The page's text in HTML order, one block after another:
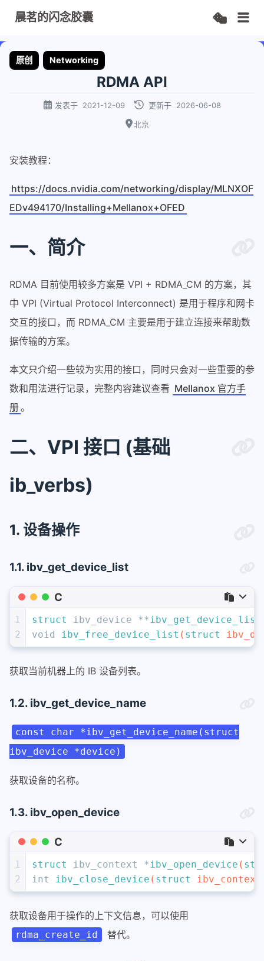
晨茗的闪念胶囊
原创 Networking
RDMA API
发表于 2021-12-09 更新于 2026-06-08
北京
安装教程：
https://docs.nvidia.com/networking/display/MLNXOF
EDv494170/Installing+Mellanox+OFED
一、简介
RDMA 目前使用较多方案是 VPI + RDMA_CM 的方案，其
中 VPI (Virtual Protocol Interconnect) 是用于程序和网卡
交互的接口，而 RDMA_CM 主要是用于建立连接来帮助数
据传输的方案。
本文只介绍一些较为实用的接口，同时只会对一些重要的参
数和用法进行记录，完整内容建议查看 Mellanox 官方手
册。
二、VPI 接口 (基础
ib_verbs)
1. 设备操作
1.1. ibv_get_device_list
C
1
2
struct ibv_device ** ibv_get_device_list
void
ibv_free_device_list ( struct
获取当前机器上的 IB 设备列表。
1.2. ibv_get_device_name
const char *ibv_get_device_name(struct
ibv_device *device)
获取设备的名称。
1.3. ibv_open_device
C
1
2
struct ibv_context *ibv_open_device (
int
ibv_close_device ( struct
获取设备用于操作的上下文信息，可以使用
rdma_create_id 替代。